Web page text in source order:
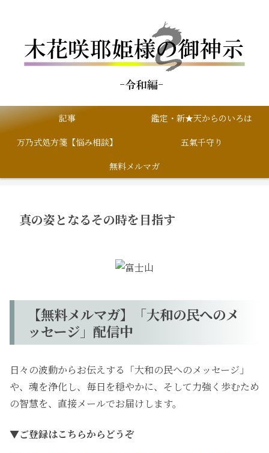
記事
鑑定・新★天からのいろは
万乃式処方箋【悩み相談】
五氣千守り
無料メルマガ
真の姿となるその時を目指す
【無料メルマガ】「大和の民へのメ
ッセージ」配信中
日々の波動からお伝えする「大和の民へのメッセージ」
や、魂を浄化し、毎日を穏やかに、そして力強く歩むため
の智慧を、直接メールでお届けします。
▼ご登録はこちらからどうぞ